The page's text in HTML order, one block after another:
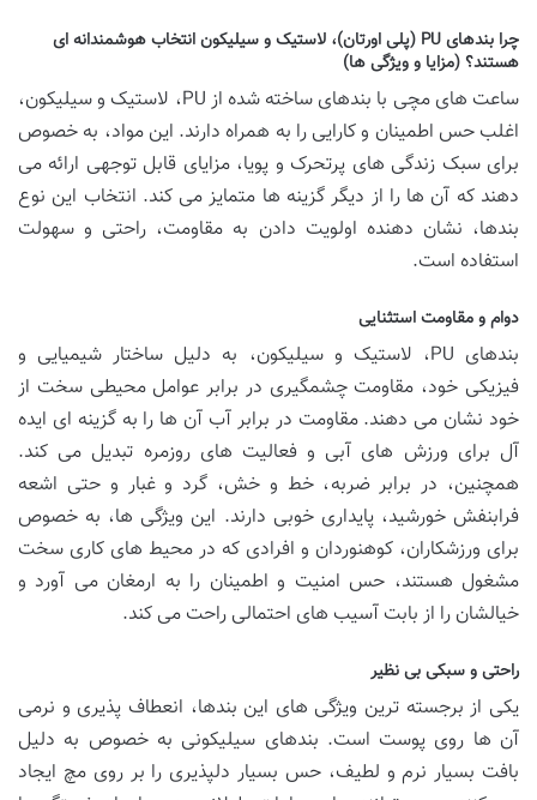
چرا بندهای PU (پلی اورتان)، لاستیک و سیلیکون انتخاب هوشمندانه ای
هستند؟ (مزایا و ویژگی ها)
ساعت های مچی با بندهای ساخته شده از PU، لاستیک و سیلیکون،
اغلب حس اطمینان و کارایی را به همراه دارند. این مواد، به خصوص
برای سبک زندگی های پرتحرک و پویا، مزایای قابل توجهی ارائه می
دهند که آن ها را از دیگر گزینه ها متمایز می کند. انتخاب این نوع
بندها، نشان دهنده اولویت دادن به مقاومت، راحتی و سهولت
استفاده است.
دوام و مقاومت استثنایی
بندهای PU، لاستیک و سیلیکون، به دلیل ساختار شیمیایی و
فیزیکی خود، مقاومت چشمگیری در برابر عوامل محیطی سخت از
خود نشان می دهند. مقاومت در برابر آب آن ها را به گزینه ای ایده
آل برای ورزش های آبی و فعالیت های روزمره تبدیل می کند.
همچنین، در برابر ضربه، خط و خش، گرد و غبار و حتی اشعه
فرابنفش خورشید، پایداری خوبی دارند. این ویژگی ها، به خصوص
برای ورزشکاران، کوهنوردان و افرادی که در محیط های کاری سخت
مشغول هستند، حس امنیت و اطمینان را به ارمغان می آورد و
خیالشان را از بابت آسیب های احتمالی راحت می کند.
راحتی و سبکی بی نظیر
یکی از برجسته ترین ویژگی های این بندها، انعطاف پذیری و نرمی
آن ها روی پوست است. بندهای سیلیکونی به خصوص به دلیل
بافت بسیار نرم و لطیف، حس بسیار دلپذیری را بر روی مچ ایجاد